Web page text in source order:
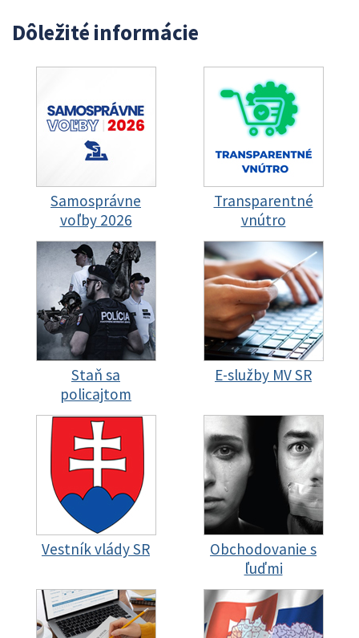
Dôležité informácie
Samosprávne
voľby 2026
Transparentné
vnútro
Staň sa
policajtom
E-služby MV SR
Vestník vlády SR
Obchodovanie s
ľuďmi